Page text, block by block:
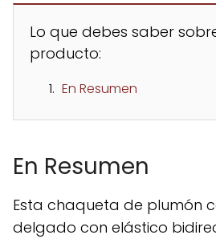
Lo que debes saber
producto:
En Resumen
En Resumen
Esta chaqueta de plumón
delgado con elástico